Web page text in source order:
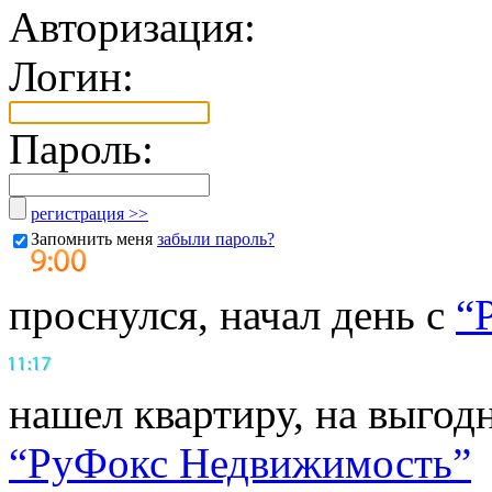
Авторизация:
Логин:
Пароль:
регистрация >>
Запомнить меня забыли пароль?
проснулся, начал день с
нашел квартиру, на
“РуФокс Недвижимость”